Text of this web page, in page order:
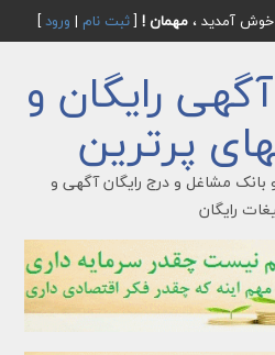
خوش آمدید ، مهمان ![ثبت نام | ورود]
رایگان و
پرترین
بانک مشاغل و درج رایگان آگهی و
رایگان